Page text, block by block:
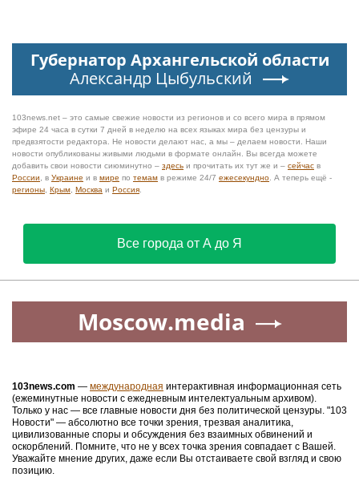
Губернатор Архангельской области
Александр Цыбульский
103news.net – это самые свежие новости из регионов и со всего мира в прямом
эфире 24 часа в сутки 7 дней в неделю на всех языках мира без цензуры и
предвзятости редактора. Не новости делают нас, а мы – делаем новости. Наши
новости опубликованы живыми людьми в формате онлайн. Вы всегда можете
добавить свои новости сиюминутно – здесь и прочитать их тут же и – сейчас в
России , в Украине и в мире по темам в режиме 24/7 ежесекундно . А теперь ещё -
регионы Крым Москва и Россия
Все города от А до Я
Moscow.media
103news.com — международная интерактивная информационная сеть
(ежеминутные новости с ежедневным интелектуальным архивом).
Только у нас — все главные новости дня без политической цензуры. "103
Новости" — абсолютно все точки зрения, трезвая аналитика,
цивилизованные споры и обсуждения без взаимных обвинений и
оскорблений. Помните, что не у всех точка зрения совпадает с Вашей.
Уважайте мнение других, даже если Вы отстаиваете свой взгляд и свою
позицию.